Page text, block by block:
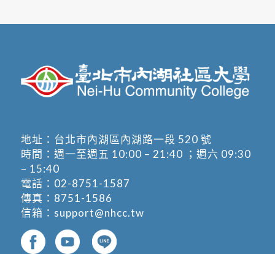
地址： 台北市內湖區內湖路一段 520 號
時間：週一至週五 10:00 – 21:40 ；週六 09:30
– 15:40
電話： 02-8751-1587
傳真：8751-1586
信箱： support@nhcc.tw